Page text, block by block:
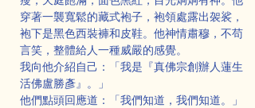
穿著一襲寬鬆的藏式袍子，袍領處露出袈裟，
袍下是黑色西裝褲和皮鞋。他神情肅穆，不苟
言笑，整體給人一種威嚴的感覺。
我向他介紹自己：「我是『真佛宗創辦人蓮生
活佛盧勝彥』。」
他們點頭回應道：「我們知道，我們知道。」